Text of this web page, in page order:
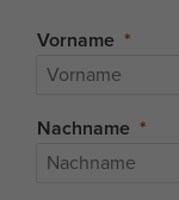
Vorname
Nachname